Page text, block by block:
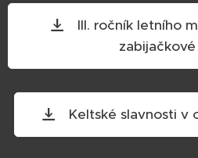
III. ročník letního
Keltské slavnosti v